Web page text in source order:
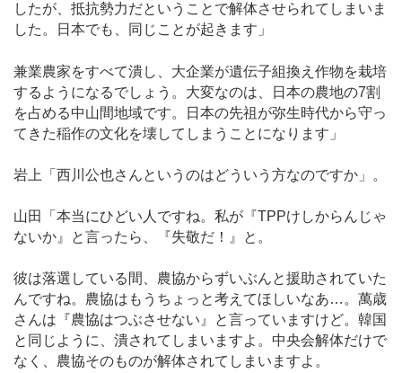
したが、抵抗勢力だということで解体させられてしまいま
した。日本でも、同じことが起きます」
兼業農家をすべて潰し、大企業が遺伝子組換え作物を栽培
するようになるでしょう。大変なのは、日本の農地の7割
を占める中山間地域です。日本の先祖が弥生時代から守っ
てきた稲作の文化を壊してしまうことになります」
岩上「西川公也さんというのはどういう方なのですか」。
山田「本当にひどい人ですね。私が『TPPけしからんじゃ
ないか』と言ったら、『失敬だ！』と。
彼は落選している間、農協からずいぶんと援助されていた
んですね。農協はもうちょっと考えてほしいなあ…。萬歳
さんは『農協はつぶさせない』と言っていますけど。韓国
と同じように、潰されてしまいますよ。中央会解体だけで
なく、農協そのものが解体されてしまいますよ。